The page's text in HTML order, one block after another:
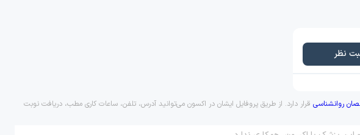
نظر
روانشناسی قرار دارد. از طریق پروفایل ایشان در اکسون می‌توانید آدرس، تلفن، ساعات کاری مطب، دریافت نوبت